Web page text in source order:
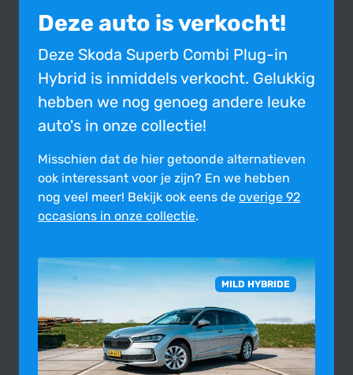
Deze auto is verkocht!
Deze Skoda Superb Combi Plug-in
Hybrid is inmiddels verkocht. Gelukkig
hebben we nog genoeg andere leuke
auto's in onze collectie!
Misschien dat de hier getoonde alter­na­tie­ven
ook inte­res­sant voor je zijn? En we hebben
nog veel meer! Bekijk ook eens de overige 92
occasions in onze collectie.
MILD HYBRIDE